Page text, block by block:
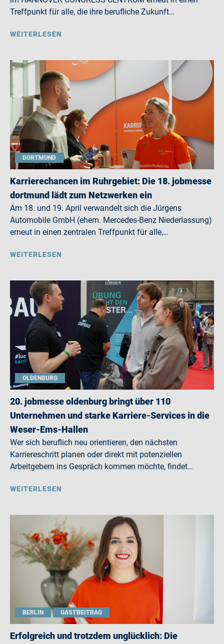
Treffpunkt für alle, die ihre berufliche Zukunft…
WEITERLESEN
DORTMUND
Karrierechancen im Ruhrgebiet: Die 18. jobmesse
dortmund lädt zum Netzwerken ein
Am 18. und 19. April verwandelt sich die Jürgens
Automobile GmbH (ehem. Mercedes-Benz Niederlassung)
erneut in einen zentralen Treffpunkt für alle,…
WEITERLESEN
OLDENBURG
20. jobmesse oldenburg bringt über 110
Unternehmen und starke Karriere-Services in die
Weser-Ems-Hallen
Wer sich beruflich neu orientieren, den nächsten
Karriereschritt planen oder direkt mit potenziellen
Arbeitgebern ins Gespräch kommen möchte, findet…
WEITERLESEN
BERLIN GASTBEITRAG
Erfolgreich und trotzdem unglücklich: Die